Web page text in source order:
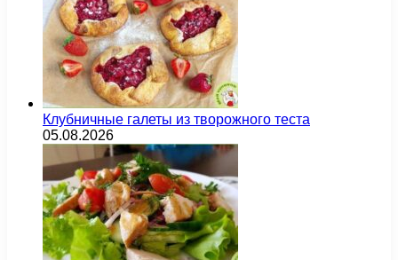
Клубничные галеты из творожного теста
05.08.2026